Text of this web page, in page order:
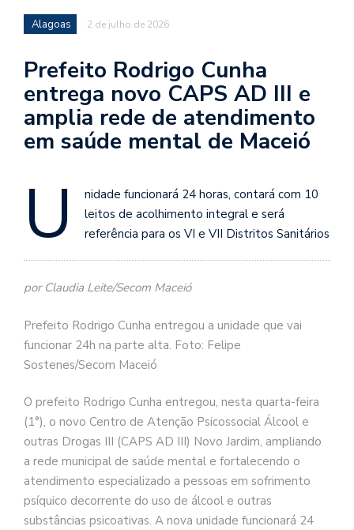
Alagoas 2 de julho de 2026
Prefeito Rodrigo Cunha
entrega novo CAPS AD III e
amplia rede de atendimento
em saúde mental de Maceió
U
nidade funcionará 24 horas, contará com 10
leitos de acolhimento integral e será
referência para os VI e VII Distritos Sanitários
por Claudia Leite/Secom Maceió
Prefeito Rodrigo Cunha entregou a unidade que vai
funcionar 24h na parte alta. Foto: Felipe
Sostenes/Secom Maceió
O prefeito Rodrigo Cunha entregou, nesta quarta-feira
(1°), o novo Centro de Atenção Psicossocial Álcool e
outras Drogas III (CAPS AD III) Novo Jardim, ampliando
a rede municipal de saúde mental e fortalecendo o
atendimento especializado a pessoas em sofrimento
psíquico decorrente do uso de álcool e outras
substâncias psicoativas. A nova unidade funcionará 24